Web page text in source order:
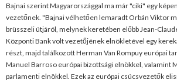
Bajnai szerint Magyarországgal ma már "ciki" egy
vezetőnek. "Bajnai vélhetően lemaradt Orbán Viktor
brüsszeli útjáról, melynek keretében előbb Jean-
Központi Bank volt vezetőjének elnökletével egy
részt, majd találkozott Herman Van Rompuy európai
Manuel Barroso európai bizottsági elnökkel, valamint
parlamenti elnökkel. Ezek az európai csúcsvezetők